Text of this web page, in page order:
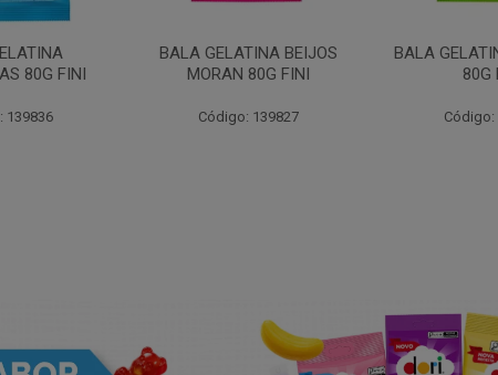
80G FINI
139836
BALA GELATINA BEIJOS
MORAN 80G FINI
Código: 139827
BALA
80G
Código: